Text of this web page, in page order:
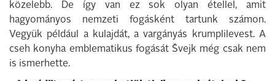
közelebb. De így van ez sok olyan étellel, amit
hagyományos nemzeti fogásként tartunk számon.
Vegyük például a kulajdát, a vargányás krumplilevest. A
cseh konyha emblematikus fogását Švejk még csak nem
is ismerhette.